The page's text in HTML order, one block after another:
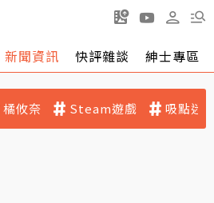
新聞資訊 快評雜談 紳士專區
橘攸奈 Steam遊戲 吸點迷